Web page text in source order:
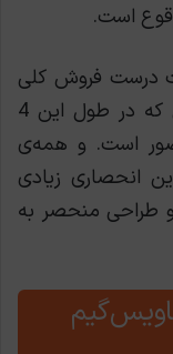
است.
درست فروش کلی
نینتندو سوئیچ را افزایش دهد. فروشی که در طول این 4
است. و همه‌ی
انحصاری زیادی
طراحی منحصر به